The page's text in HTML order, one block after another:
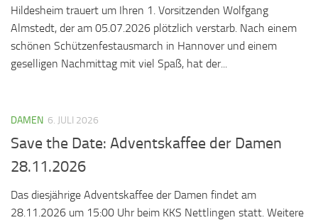
Hildesheim trauert um Ihren 1. Vorsitzenden Wolfgang
Almstedt, der am 05.07.2026 plötzlich verstarb. Nach einem
schönen Schützenfestausmarch in Hannover und einem
geselligen Nachmittag mit viel Spaß, hat der...
DAMEN 6. JULI 2026
Save the Date: Adventskaffee der Damen
28.11.2026
Das diesjährige Adventskaffee der Damen findet am
28.11.2026 um 15:00 Uhr beim KKS Nettlingen statt. Weitere